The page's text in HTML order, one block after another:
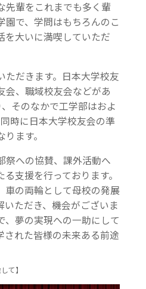
先輩をこれまでも多く輩
園で、学問はもちろんのこ
を大いに満喫していただ
ただきます。日本大学校友
会、職域校友会などがあ
そのなかで工学部はおよ
時に日本大学校友会の準
ます。
祭への協賛、課外活動へ
支援を行っております。
車の両輪として母校の発展
ただき、機会がございま
、夢の実現への一助にして
された皆様の未来ある前途
て】